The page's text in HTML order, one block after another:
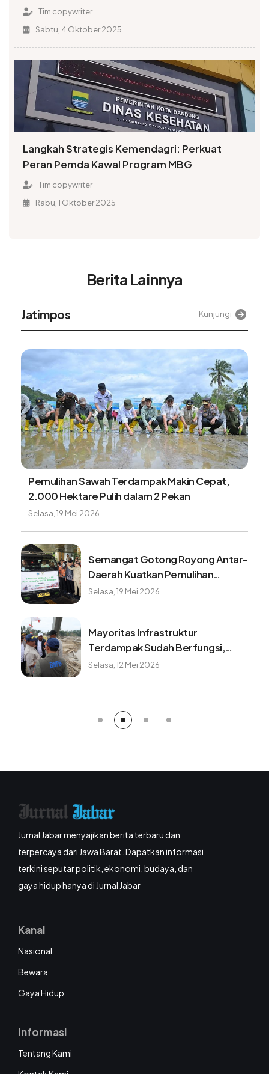
Tim copywriter
Sabtu, 4 Oktober 2025
Langkah Strategis Kemendagri: Perkuat
Peran Pemda Kawal Program MBG
Tim copywriter
Rabu, 1 Oktober 2025
Berita Lainnya
Jatimpos Kunjungi
Pemulihan Sawah Terdampak Makin Cepat,
2.000 Hektare Pulih dalam 2 Pekan
Selasa, 19 Mei 2026
Semangat Gotong Royong Antar-
Daerah Kuatkan Pemulihan
Pascabencana Sumatera
Selasa, 19 Mei 2026
Mayoritas Infrastruktur
Terdampak Sudah Berfungsi,
Konektivitas dan Logistik
Selasa, 12 Mei 2026
Jurnal Jabar menyajikan berita terbaru dan
terpercaya dari Jawa Barat. Dapatkan informasi
terkini seputar politik, ekonomi, budaya, dan
gaya hidup hanya di Jurnal Jabar
Kanal
Nasional
Bewara
Gaya Hidup
Informasi
Tentang Kami